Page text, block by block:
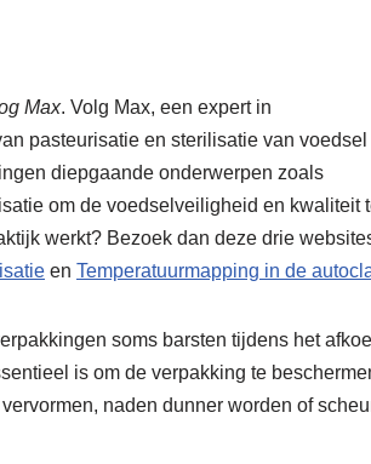
Max. Volg Max, een expert in
pasteurisatie en sterilisatie van voedsel
diepgaande onderwerpen zoals
om de voedselveiligheid en kwaliteit
werkt? Bezoek dan deze drie
en Temperatuurmapping in de
soms barsten tijdens het
is om de verpakking te
naden dunner worden of